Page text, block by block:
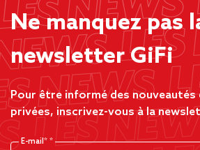
Ne manquez pas
newsletter GiFi
Pour être informé des
privées, inscrivez-vous à la
E-mail*